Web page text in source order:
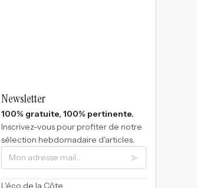
Newsletter
100% gratuite, 100% pertinente.
Inscrivez-vous pour profiter de notre
sélection hebdomadaire d'articles.
L'éco de la Côte.